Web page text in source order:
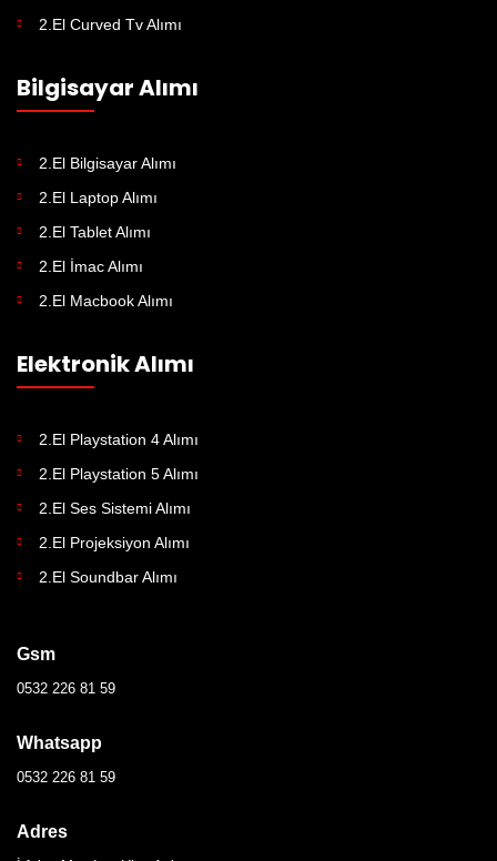
2.El Curved Tv Alımı
Bilgisayar Alımı
2.El Bilgisayar Alımı
2.El Laptop Alımı
2.El Tablet Alımı
2.El İmac Alımı
2.El Macbook Alımı
Elektronik Alımı
2.El Playstation 4 Alımı
2.El Playstation 5 Alımı
2.El Ses Sistemi Alımı
2.El Projeksiyon Alımı
2.El Soundbar Alımı
Gsm
0532 226 81 59
Whatsapp
0532 226 81 59
Adres